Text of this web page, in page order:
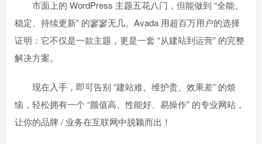
市面上的 WordPress 主题五花八门，但能做到 “全能、
稳定、持续更新” 的寥寥无几。Avada 用超百万用户的选择
证明：它不仅是一款主题，更是一套 “从建站到运营” 的完整
解决方案。
现在入手，即可告别 “建站难、维护贵、效果差” 的烦
恼，轻松拥有一个 “颜值高、性能好、易操作” 的专业网站，
让你的品牌 / 业务在互联网中脱颖而出！